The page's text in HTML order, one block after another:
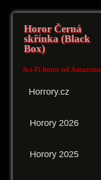
Horor Černá
skřínka (Black
Box)
Sci-Fi horor od Amazonu
Horrory.cz
Horory 2026
Horory 2025